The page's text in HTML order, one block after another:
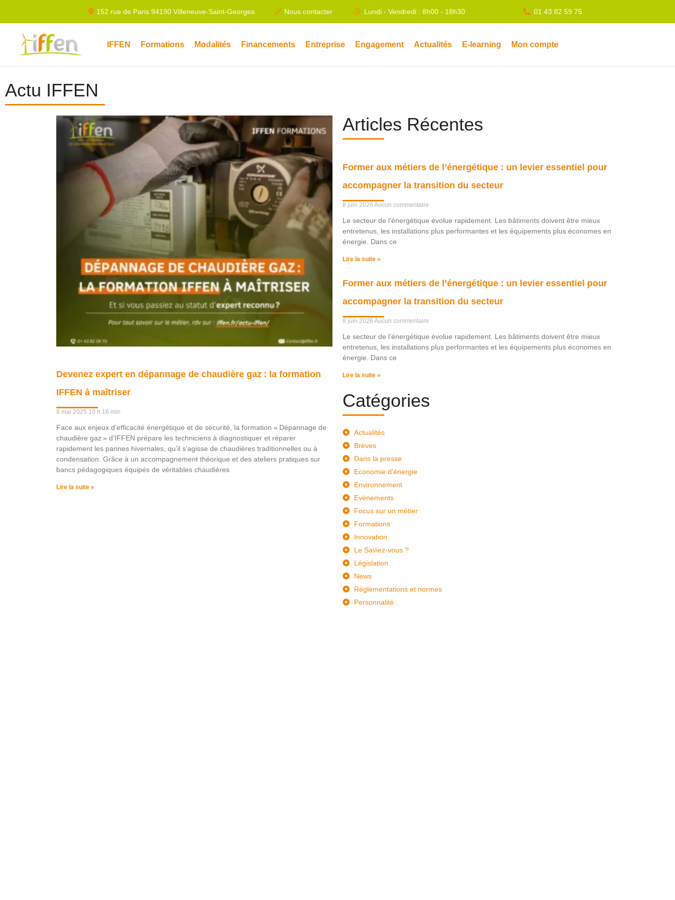
152 rue de Paris 94190 Villeneuve-Saint-Georges Nous contacter Lundi - Vendredi : 8h00 - 18h30 01 43 82 59 75
IFFEN Formations Modalités Financements Entreprise Engagement Actualités E-learning Mon compte
Actu IFFEN
Devenez expert en dépannage de chaudière gaz : la formation
IFFEN à maîtriser
8 mai 2025 10 h 16 min
Face aux enjeux d’efficacité énergétique et de sécurité, la formation « Dépannage de
chaudière gaz » d’IFFEN prépare les techniciens à diagnostiquer et réparer
rapidement les pannes hivernales, qu’il s’agisse de chaudières traditionnelles ou à
condensation. Grâce à un accompagnement théorique et des ateliers pratiques sur
bancs pédagogiques équipés de véritables chaudières
Lire la suite »
Articles Récentes
Former aux métiers de l’énergétique : un levier essentiel pour
accompagner la transition du secteur
8 juin 2026 Aucun commentaire
Le secteur de l’énergétique évolue rapidement. Les bâtiments doivent être mieux
entretenus, les installations plus performantes et les équipements plus économes en
énergie. Dans ce
Lire la suite »
Former aux métiers de l’énergétique : un levier essentiel pour
accompagner la transition du secteur
8 juin 2026 Aucun commentaire
Le secteur de l’énergétique évolue rapidement. Les bâtiments doivent être mieux
entretenus, les installations plus performantes et les équipements plus économes en
énergie. Dans ce
Lire la suite »
Catégories
Actualités
Brèves
Dans la presse
Economie d'énergie
Environnement
Evènements
Focus sur un métier
Formations
Innovation
Le Saviez-vous ?
Législation
News
Règlementations et normes
Personnalité